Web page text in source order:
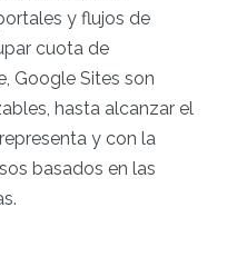
y flujos de
cuota de
Google Sites son
hasta alcanzar el
y con la
basados en las